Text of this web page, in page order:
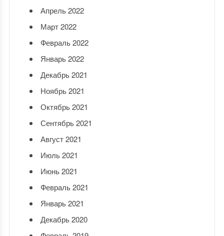
Апрель 2022
Март 2022
Февраль 2022
Январь 2022
Декабрь 2021
Ноябрь 2021
Октябрь 2021
Сентябрь 2021
Август 2021
Июль 2021
Июнь 2021
Февраль 2021
Январь 2021
Декабрь 2020